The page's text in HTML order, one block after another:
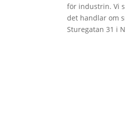
för industrin. Vi
det handlar om
Sturegatan 31 i